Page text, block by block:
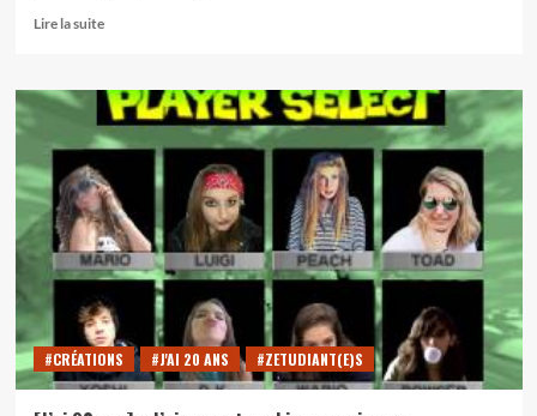
Lire la suiteEn
sur
Pourquoi
vous
pas
à
la
commémoration
du
anniversaire
de
la
bataille
#CRÉATIONS #J'AI 20 ANS #ZETUDIANT(E)S